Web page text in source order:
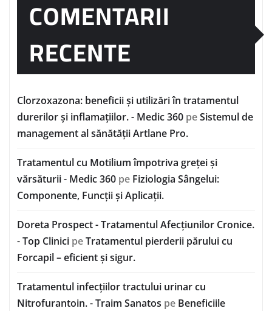
COMENTARII
RECENTE
Clorzoxazona: beneficii și utilizări în tratamentul
durerilor și inflamațiilor. - Medic 360 peSistemul de
management al sănătății Artlane Pro.
Tratamentul cu Motilium împotriva greței și
vărsăturii - Medic 360 pe Fiziologia Sângelui:
Componente, Funcții și Aplicații.
Doreta Prospect - Tratamentul Afecțiunilor Cronice.
- Top Clinici peTratamentul pierderii părului cu
Forcapil – eficient și sigur.
Tratamentul infecțiilor tractului urinar cu
Nitrofurantoin. - Traim Sanatos pe Beneficiile